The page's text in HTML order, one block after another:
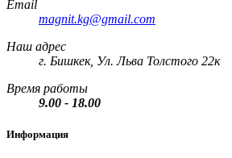
Email
magnit.kg@gmail.com
Наш адрес
г. Бишкек, Ул. Льва Толстого 22к
Время работы
9.00 - 18.00
Информация